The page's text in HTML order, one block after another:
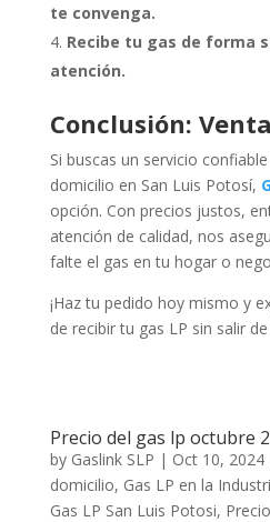
te convenga.
Recibe tu gas de forma
atención.
Conclusión:
Si buscas un servicio
domicilio en San Luis Potosí,
opción. Con precios justos,
atención de calidad, nos
falte el gas en tu hogar o
¡Haz tu pedido hoy mismo y
de recibir tu gas LP sin salir
Precio del gas lp octubre
by Gaslink SLP | Oct 10, 2024
domicilio, Gas LP en la
Gas LP San Luis Potosi,